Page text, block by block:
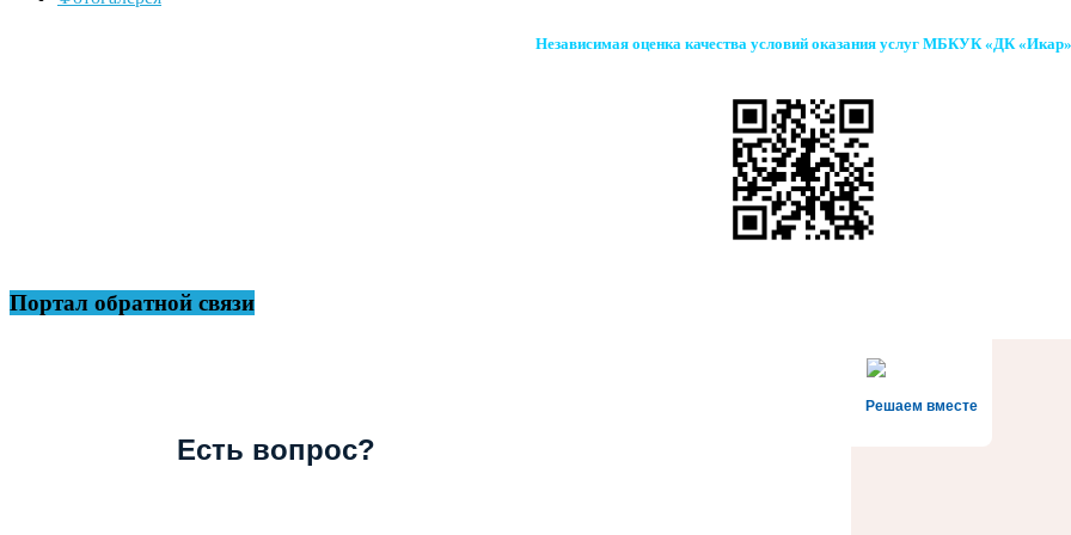
Независимая оценка качества условий оказания услуг МБКУК «ДК «Икар»
Портал обратной связи
Решаем вместе
Есть вопрос?